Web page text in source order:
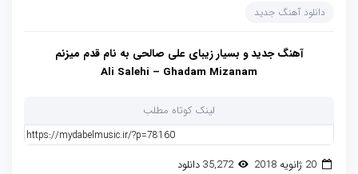
دانلود آهنگ جدید
آهنگ جدید و بسیار زیبای علی صالحی به نامقدم میزنم
Ali Salehi – Ghadam Mizanam
لینک کوتاه مطلب
20 ژانویه 2018 35,272 دانلود